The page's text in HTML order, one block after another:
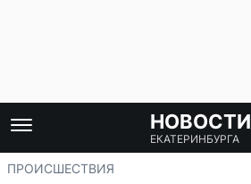
НОВОСТИ
ЕКАТЕРИНБУРГА
ПРОИСШЕСТВИЯ